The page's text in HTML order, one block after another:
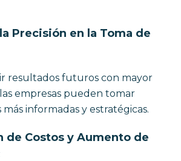
Precisión en la Toma de
resultados futuros con mayor
empresas pueden tomar
más informadas y estratégicas.
de Costos y Aumento de